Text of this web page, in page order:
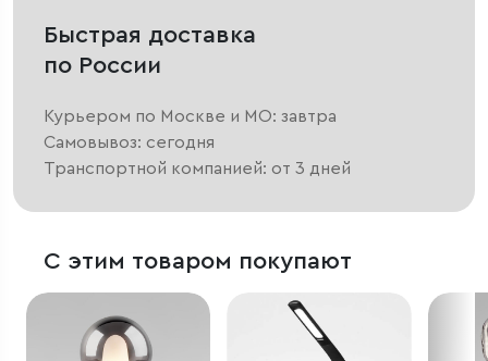
Быстрая доставка
по России
Курьером по Москве и МО: завтра
Самовывоз: сегодня
Транспортной компанией: от 3 дней
С этим товаром покупают